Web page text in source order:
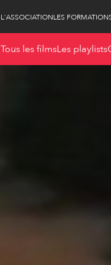
L'ASSOCIATIONLES
Tous les filmsLes playlists